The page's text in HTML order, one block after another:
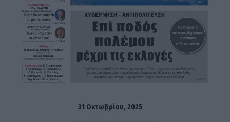
31 Οκτωβρίου, 2025